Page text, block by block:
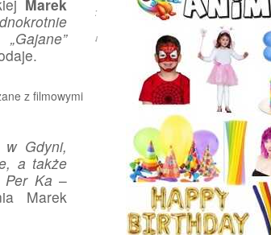
Marek
z filmowymi
Gdyni,
a także
Per Ka –
Marek
Źródło:
Rumia.eu